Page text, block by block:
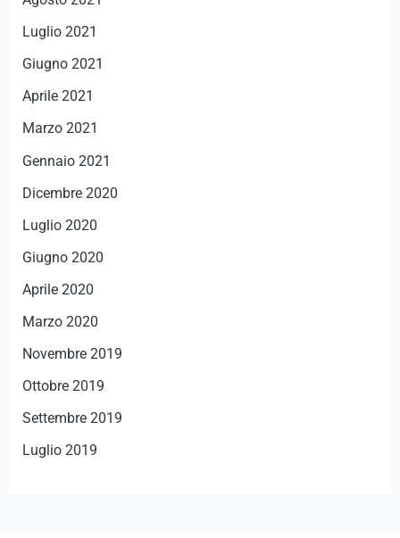
Luglio 2021
Giugno 2021
Aprile 2021
Marzo 2021
Gennaio 2021
Dicembre 2020
Luglio 2020
Giugno 2020
Aprile 2020
Marzo 2020
Novembre 2019
Ottobre 2019
Settembre 2019
Luglio 2019